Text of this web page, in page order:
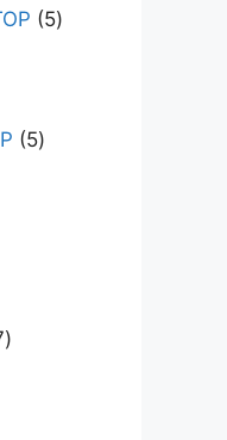
5
5